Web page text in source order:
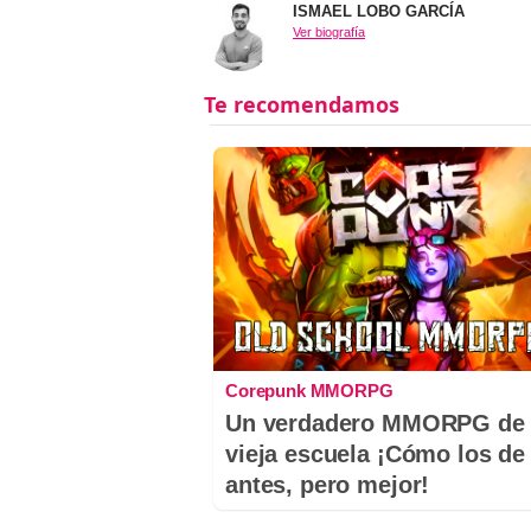
ISMAEL LOBO GARCÍA
Ver biografía
Corepunk MMORPG
Un verdadero MMORPG de
vieja escuela ¡Cómo los de
antes, pero mejor!